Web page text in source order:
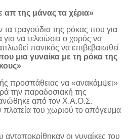
απ της μάνας τα χέρια»
τραγούδια της ρόκας που για
να τελειώσει ο χορός να
πανικός να επιβεβαιωθεί
μια γυναίκα με τη ρόκα της
προσπάθειας να «ανακάμψει»
την παραδοσιακή της
από τον Χ.Α.Ο.Σ.
του χωριού το απόγευμα
οι γυναίκες του